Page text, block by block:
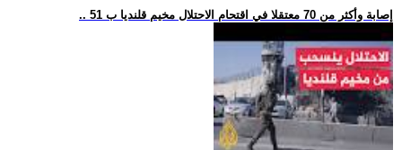
.. 51 إصابة وأكثر من 70 معتقلا في اقتحام الاحتلال مخيم قلنديا ب